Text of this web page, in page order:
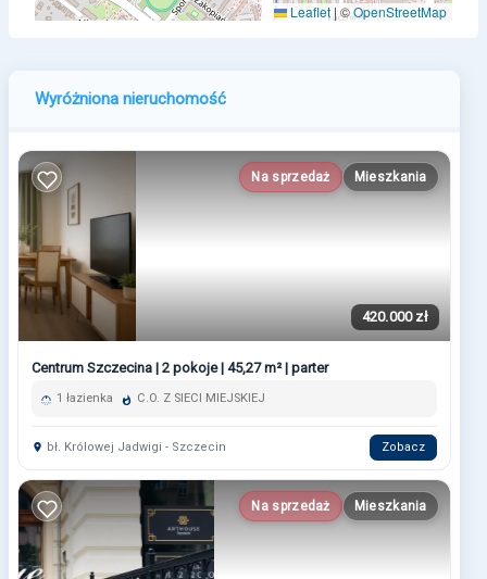
Leaflet | ©OpenStreetMap
Wyróżniona nieruchomość
Na sprzedaż Mieszkania
420.000 zł
Centrum Szczecina | 2 pokoje | 45,27 m² | parter
1 łazienka C.O. Z SIECI MIEJSKIEJ
bł. Królowej Jadwigi - Szczecin Zobacz
Na sprzedaż Mieszkania